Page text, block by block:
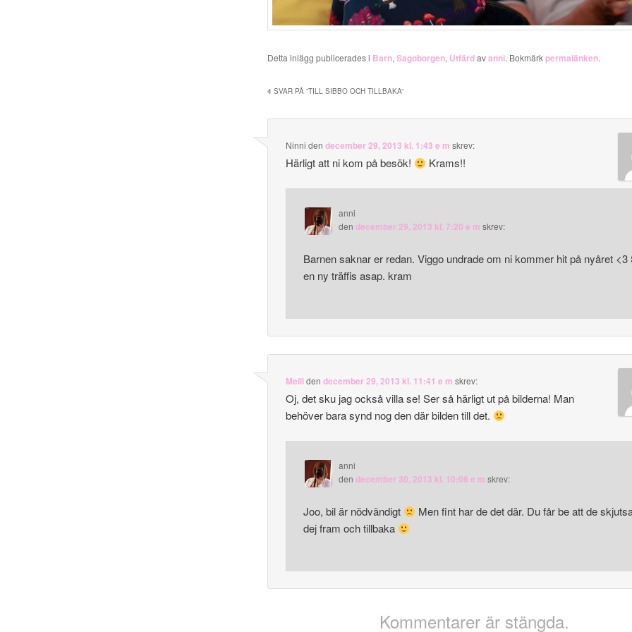
Detta inlägg publicerades i Barn,Sagoborgen, Utfärdavanni. Bokmärkpermalänken.
4 SVAR PÅ ”TILL SIBBO OCH TILLBAKA”
Ninni den december 29, 2013 kl. 1:43 e m skrev:
Härligt att ni kom på besök! Krams!!
anni
dendecember 29, 2013 kl. 7:20 e m skrev:
Barnen saknar er redan. Viggo undrade om ni kommer hit på nyåret <3
en ny träffis asap. kram
Melliden december 29, 2013 kl. 11:41 e m skrev:
Oj, det sku jag också villa se! Ser så härligt ut på bilderna! Man
behöver bara synd nog den där bilden till det.
anni
dendecember 30, 2013 kl. 10:06 e m skrev:
Joo, bil är nödvändigt
Men fint har de det där. Du får be att de
dej fram och tillbaka
Kommentarer är stängda.